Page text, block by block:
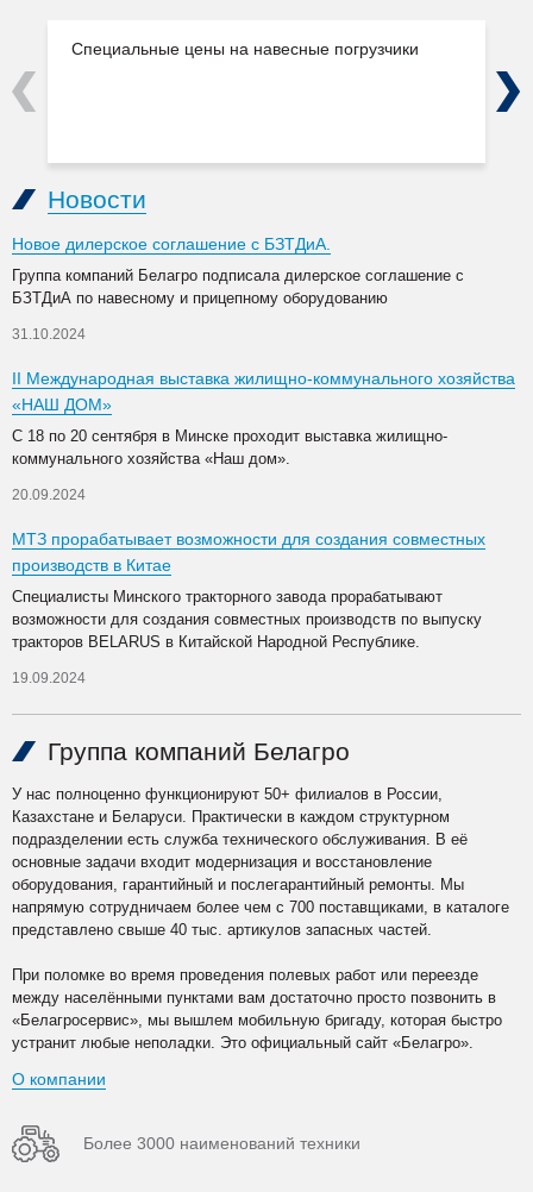
Специальные цены на навесные погрузчики
Previous Next
Новости
Новое дилерское соглашение с БЗТДиА.
Группа компаний Белагро подписала дилерское соглашение с
БЗТДиА по навесному и прицепному оборудованию
31.10.2024
II Международная выставка жилищно-коммунального хозяйства
«НАШ ДОМ»
С 18 по 20 сентября в Минске проходит выставка жилищно-
коммунального хозяйства «Наш дом».
20.09.2024
МТЗ прорабатывает возможности для создания совместных
производств в Китае
Специалисты Минского тракторного завода прорабатывают
возможности для создания совместных производств по выпуску
тракторов BELARUS в Китайской Народной Республике.
19.09.2024
Группа компаний Белагро
У нас полноценно функционируют 50+ филиалов в России,
Казахстане и Беларуси. Практически в каждом структурном
подразделении есть служба технического обслуживания. В её
основные задачи входит модернизация и восстановление
оборудования, гарантийный и послегарантийный ремонты. Мы
напрямую сотрудничаем более чем с 700 поставщиками, в каталоге
представлено свыше 40 тыс. артикулов запасных частей.
При поломке во время проведения полевых работ или переезде
между населёнными пунктами вам достаточно просто позвонить в
«Белагросервис», мы вышлем мобильную бригаду, которая быстро
устранит любые неполадки. Это официальный сайт «Белагро».
О компании
Более 3000 наименований техники